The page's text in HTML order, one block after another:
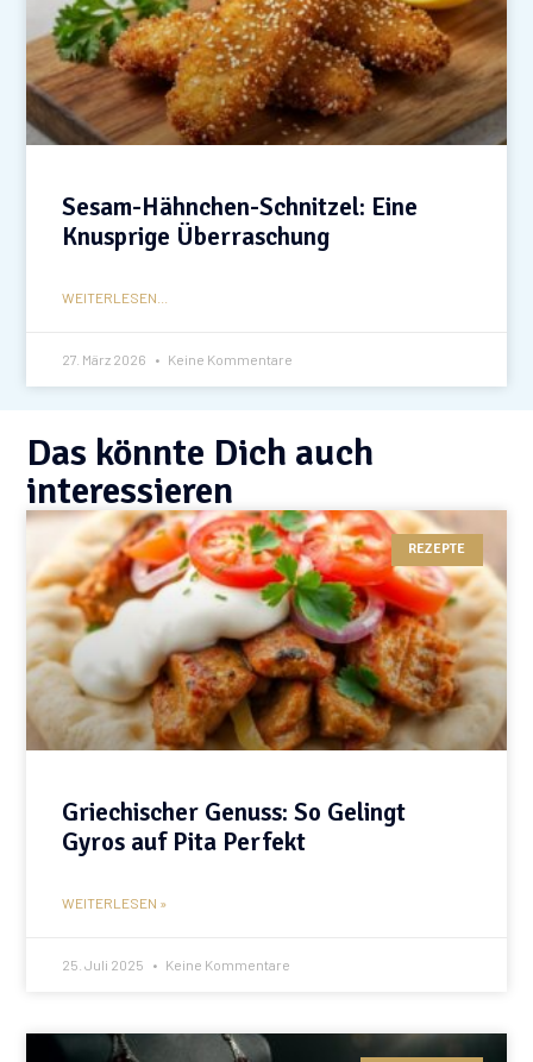
Sesam-Hähnchen-Schnitzel: Eine
Knusprige Überraschung
WEITERLESEN...
27. März 2026 Keine Kommentare
Das könnte Dich auch
interessieren
REZEPTE
Griechischer Genuss: So Gelingt
Gyros auf Pita Perfekt
WEITERLESEN »
25. Juli 2025 Keine Kommentare